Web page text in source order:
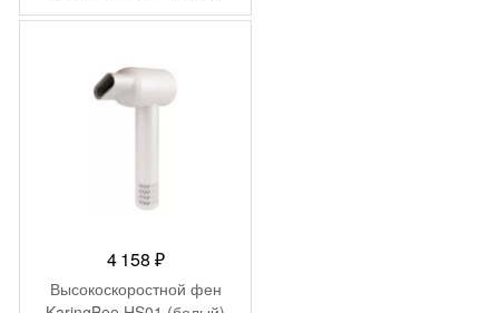
4 158 ₽
Высокоскоростной фен